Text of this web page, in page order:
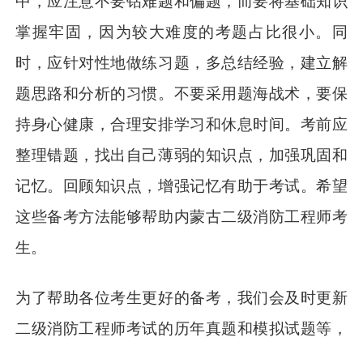
掌握牢固，因为较大难度的考题占比很小。同
时，应针对性地做练习题，多总结经验，建立解
题思路和分析的习惯。不要采用题海战术，要保
持身心健康，合理安排学习和休息时间。考前应
整理错题，找出自己薄弱的知识点，加强巩固和
记忆。回顾知识点，增强记忆有助于考试。希望
这些备考方法能够帮助内蒙古二级消防工程师考
生。
为了帮助各位考生更好的备考，我们会及时更新
二级消防工程师考试的历年真题和模拟试题等，